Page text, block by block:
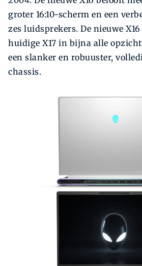
groter 16:10-scherm en een
zes luidsprekers. De nieuwe
huidige X17 in bijna alle
een slanker en robuuster,
chassis.